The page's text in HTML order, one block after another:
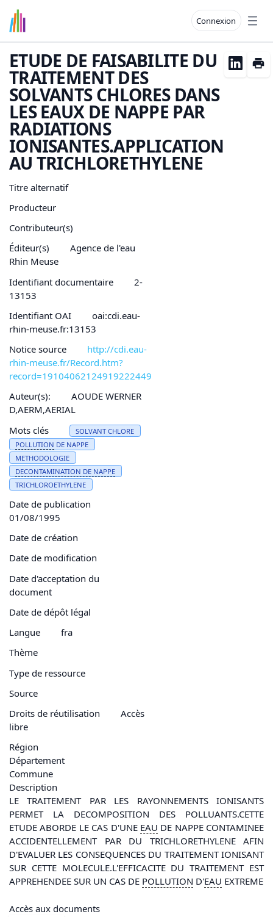
Connexion
ETUDE DE FAISABILITE DU
TRAITEMENT DES
SOLVANTS CHLORES DANS
LES EAUX DE NAPPE PAR
RADIATIONS
IONISANTES.APPLICATION
AU TRICHLORETHYLENE
Titre alternatif
Producteur
Contributeur(s)
Éditeur(s)
Agence de l'eau
Rhin Meuse
Identifiant documentaire
2-
13153
Identifiant OAI
oai:cdi.eau-
rhin-meuse.fr:13153
Notice source
http://cdi.eau-
rhin-meuse.fr/Record.htm?
record=19104062124919222449
Auteur(s):
AOUDE WERNER
D,AERM,AERIAL
Mots clés
SOLVANT CHLORE
POLLUTION DE NAPPE
METHODOLOGIE
DECONTAMINATION DE NAPPE
TRICHLOROETHYLENE
Date de publication
01/08/1995
Date de création
Date de modification
Date d'acceptation du
document
Date de dépôt légal
Langue
fra
Thème
Type de ressource
Source
Droits de réutilisation
Accès
libre
Région
Département
Commune
Description
LE TRAITEMENT PAR LES RAYONNEMENTS IONISANTS
PERMET LA DECOMPOSITION DES POLLUANTS.CETTE
ETUDE ABORDE LE CAS D'UNE EAU DE NAPPE CONTAMINEE
ACCIDENTELLEMENT PAR DU TRICHLORETHYLENE AFIN
D'EVALUER LES CONSEQUENCES DU TRAITEMENT IONISANT
SUR CETTE MOLECULE.L'EFFICACITE DU TRAITEMENT EST
APPREHENDEE SUR UN CAS DE POLLUTION D'EAU EXTREME
Accès aux documents